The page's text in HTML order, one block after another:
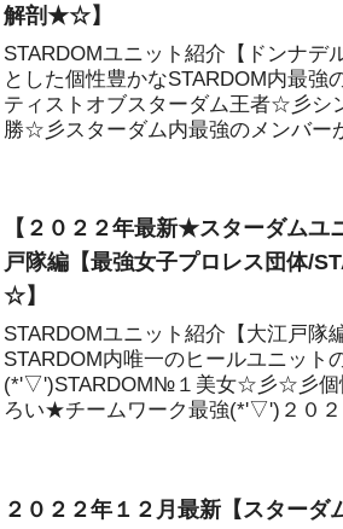
解剖★☆】
STARDOMユニット紹介【ドンナデ
とした個性豊かなSTARDOM内最
ティストオブスターダム王者☆彡シ
勝☆彡スターダム内最強のメンバー
【２０２２年最新★スターダム
戸隊編【最強女子プロレス団体/
☆】
STARDOMユニット紹介【大江戸隊
STARDOM内唯一のヒールユニット
(*'▽')STARDOM№１美女☆彡☆彡個
ろい★チームワーク最強(*'▽')２０２
２０２２年１２月最新【スターダ